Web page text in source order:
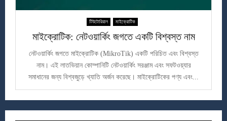
টিউটোরিয়াল মাইক্রোটিক
মাইক্রোটিক: নেটওয়ার্কিং জগতে একটি বিশ্বস্ত নাম
নেটওয়ার্কিং জগতে মাইক্রোটিক (MikroTik) একটি পরিচিত এবং বিশ্বস্ত
নাম। এই লাতভিয়ান কোম্পানিটি নেটওয়ার্কিং সরঞ্জাম এবং সফটওয়্যার
সমাধানের জন্য বিশ্বজুড়ে খ্যাতি অর্জন করেছে। মাইক্রোটিকের পণ্য এবং...